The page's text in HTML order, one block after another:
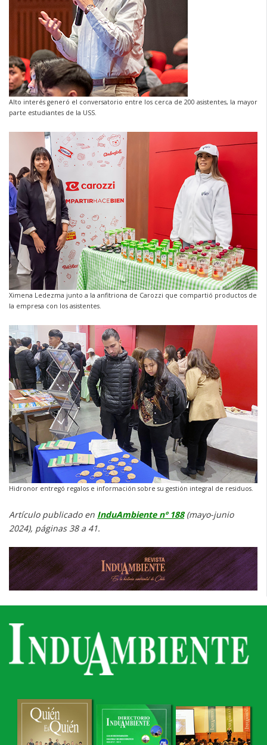
Alto interés generó el conversatorio entre los cerca de 200 asistentes, la mayor
parte estudiantes de la USS.
Ximena Ledezma junto a la anfitriona de Carozzi que compartió productos de
la empresa con los asistentes.
Hidronor entregó regalos e información sobre su gestión integral de residuos.
Artículo publicado en InduAmbiente nº 188(mayo-junio
2024), páginas 38 a 41.